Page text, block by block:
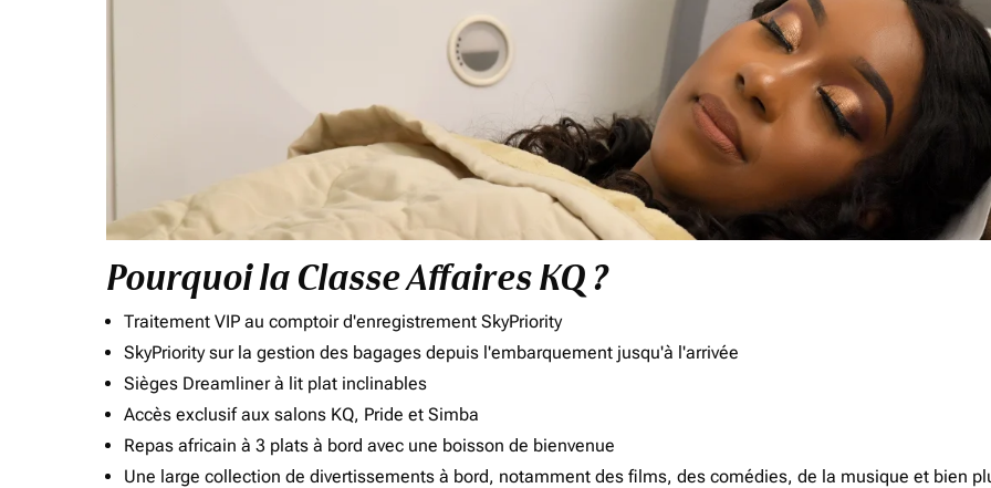
Pourquoi la Classe Affaires KQ ?
Traitement VIP au comptoir d'enregistrement SkyPriority
SkyPriority sur la gestion des bagages depuis l'embarquement jusqu'à l'arrivée
Sièges Dreamliner à lit plat inclinables
Accès exclusif aux salons KQ, Pride et Simba
Repas africain à 3 plats à bord avec une boisson de bienvenue
Une large collection de divertissements à bord, notamment des films, des comédies, de la musique et bien